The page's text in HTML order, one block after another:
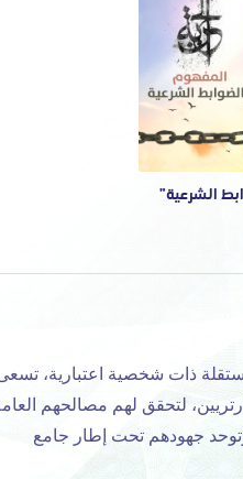
الشرعية”
ذات شخصية اعتبارية،
لتحقق لهم مصالحهم
جهودهم تحت إطار جامع